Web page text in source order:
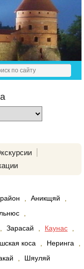
Аникщяй
Зарасай Каунас
коса Неринга
Шяуляй